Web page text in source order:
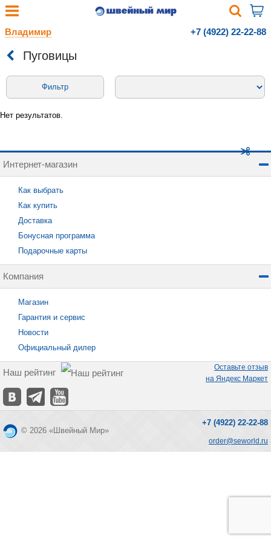
Владимир +7 (4922) 22-22-88
Пуговицы
Фильтр
Нет результатов.
Интернет-магазин
Как выбрать
Как купить
Доставка
Бонусная программа
Подарочные карты
Компания
Магазин
Гарантия и сервис
Новости
Официальный дилер
Наш рейтинг
Оставьте отзыв
на Яндекс Маркет
© 2026 «Швейный Мир»
+7 (4922) 22-22-88
order@seworld.ru